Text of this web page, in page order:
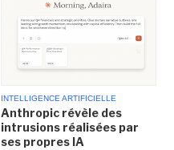
INTELLIGENCE ARTIFICIELLE
Anthropic révèle des
intrusions réalisées par
ses propres IA